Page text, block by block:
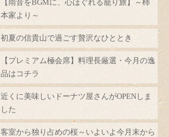
【雨音をBGMに、心ほぐれる籠り旅】～柿
本家より～
初夏の信貴山で過ごす贅沢なひととき
【プレミアム極会席】料理長厳選・今月の逸
品はコチラ
近くに美味しいドーナツ屋さんがOPENしま
した
客室から独り占めの桜～いよいよ今月末から